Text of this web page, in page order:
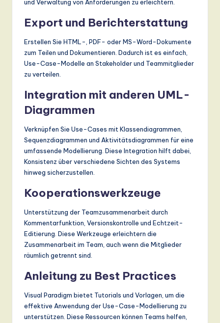
und Verwaltung von Anforderungen zu erleichtern.
Export und Berichterstattung
Erstellen Sie HTML-, PDF- oder MS-Word-Dokumente
zum Teilen und Dokumentieren. Dadurch ist es einfach,
Use-Case-Modelle an Stakeholder und Teammitglieder
zu verteilen.
Integration mit anderen UML-
Diagrammen
Verknüpfen Sie Use-Cases mit Klassendiagrammen,
Sequenzdiagrammen und Aktivitätsdiagrammen für eine
umfassende Modellierung. Diese Integration hilft dabei,
Konsistenz über verschiedene Sichten des Systems
hinweg sicherzustellen.
Kooperationswerkzeuge
Unterstützung der Teamzusammenarbeit durch
Kommentarfunktion, Versionskontrolle und Echtzeit-
Editierung. Diese Werkzeuge erleichtern die
Zusammenarbeit im Team, auch wenn die Mitglieder
räumlich getrennt sind.
Anleitung zu Best Practices
Visual Paradigm bietet Tutorials und Vorlagen, um die
effektive Anwendung der Use-Case-Modellierung zu
unterstützen. Diese Ressourcen können Teams helfen,